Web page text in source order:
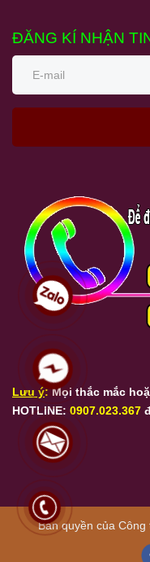
ĐĂNG KÍ NHẬN
Lưu ý:Mọi thắc mắc
HOTLINE: 0907.023.367
Bản quyền của